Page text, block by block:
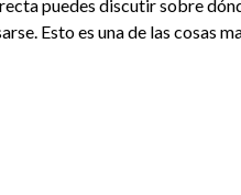
puedes discutir sobre
Esto es una de las cosas